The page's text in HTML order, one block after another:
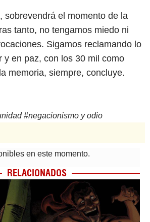
sobrevendrá el momento de la
tanto, no tengamos miedo ni
Sigamos reclamando lo
y en paz, con los 30 mil como
memoria, siempre, concluye.
#negacionismo y odio
en este momento.
RELACIONADOS